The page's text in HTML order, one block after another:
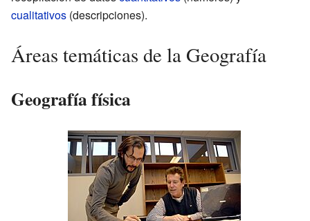
cualitativos (descripciones).
Áreas temáticas de la Geografía
Geografía física